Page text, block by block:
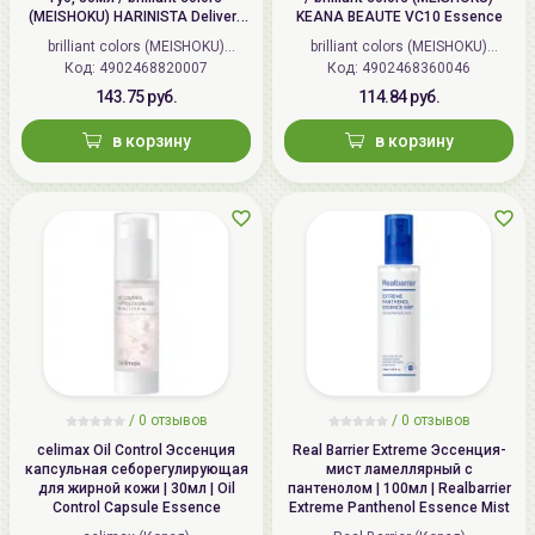
который очищает, осветляет, оказывает
антивозрастное действие, разглаживает, борется
с воспалением, регенерирует и отшелушивает,
не раздражая.
Средство имеет нейтральный pH 5.2.
Подходит для всех типов кожи.
сыворотки
. Нажмите на дозатор
1-2 раза, чтобы извлечь достаточно средства.
Нанесите эссенцию на кожу, распределите и слегка
похлопайте кончиками пальцев, чтобы средство
впиталось. Избегайте попадания на нежную кожу
вокруг глаз и губ. Не смывайте. В дневное время
используйтесолнцезащитное средство.
(MEISHOKU) HARINISTA Delivery
Essence
brilliant colors (MEISHOKU)
(Япония)
Код: 4902468820007
143.75 руб.
в корзину
KEANA BEAUTE VC10 Essence
brilliant colors (MEISHOKU)
(Япония)
Код: 4902468360046
114.84 руб.
в корзину
/ 0 отзывов
celimax Oil Control Эссенция
капсульная себорегулирующая
для жирной кожи | 30мл | Oil
Control Capsule Essence
/ 0 отзывов
Real Barrier Extreme Эссенция-
мист ламеллярный с
пантенолом | 100мл | Realbarrier
Extreme Panthenol Essence Mist